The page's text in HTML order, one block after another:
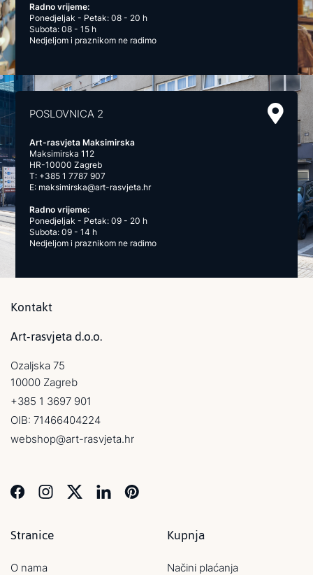
Radno vrijeme:
Ponedjeljak - Petak: 08 - 20 h
Subota: 08 - 15 h
Nedjeljom i praznikom ne radimo
POSLOVNICA 2
Art-rasvjeta Maksimirska
Maksimirska 112
HR-10000 Zagreb
T: +385 1 7787 907
E: maksimirska@art-rasvjeta.hr
Radno vrijeme:
Ponedjeljak - Petak: 09 - 20 h
Subota: 09 - 14 h
Nedjeljom i praznikom ne radimo
Kontakt
Art-rasvjeta d.o.o.
Ozaljska 75
10000 Zagreb
+385 1 3697 901
OIB: 71466404224
webshop@art-rasvjeta.hr
Stranice
O nama
Kupnja
Načini plaćanja